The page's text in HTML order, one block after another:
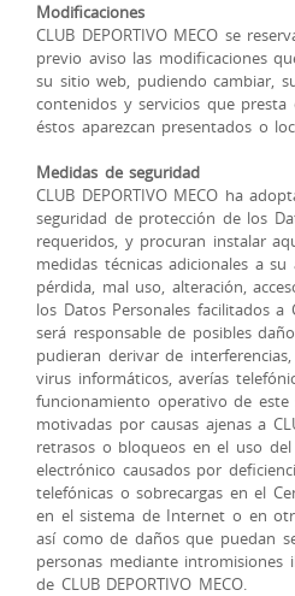
Modificaciones
CLUB DEPORTIVO MECO se
previo aviso las modificaciones
su sitio web, pudiendo cambiar,
contenidos y servicios que
éstos aparezcan presentados o
Medidas de seguridad
CLUB DEPORTIVO MECO ha
seguridad de protección de los
requeridos, y procuran instalar
medidas técnicas adicionales a
pérdida, mal uso, alteración,
los Datos Personales facilitados a
será responsable de posibles
pudieran derivar de
virus informáticos, averías
funcionamiento operativo de este
motivadas por causas ajenas a
retrasos o bloqueos en el uso
electrónico causados por
telefónicas o sobrecargas en el
en el sistema de Internet o en
así como de daños que puedan
personas mediante intromisiones
de CLUB DEPORTIVO MECO.